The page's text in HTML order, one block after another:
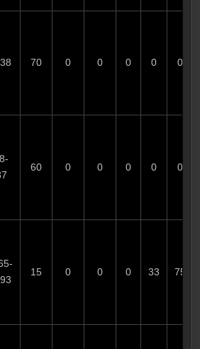
70 0 0 0 0 0
60 0 0 0 0 0
15 0 0 0 33 75